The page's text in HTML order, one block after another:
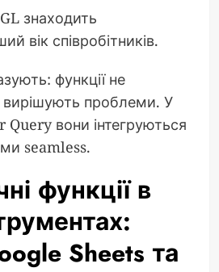
знаходить
вік співробітників.
функції не
вирішують проблеми. У
Query вони інтегруються
seamless.
функції в
Sheets та